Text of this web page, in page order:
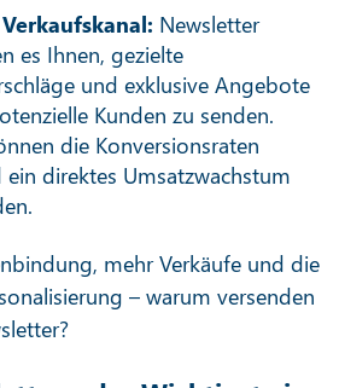
Newsletter
es Ihnen, gezielte
und exklusive Angebote
Kunden zu senden.
die Konversionsraten
direktes Umsatzwachstum
mehr Verkäufe und die
– warum versenden